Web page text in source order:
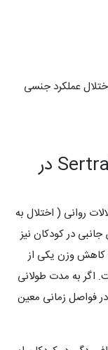
عملکرد جنسی
عوارض مصرف سرترالین Sertraline در
روانی ( اختلال به
در کودکان نیز
کاهش وزن یکی از
اگر به مدت طولانی
فواصل زمانی معین